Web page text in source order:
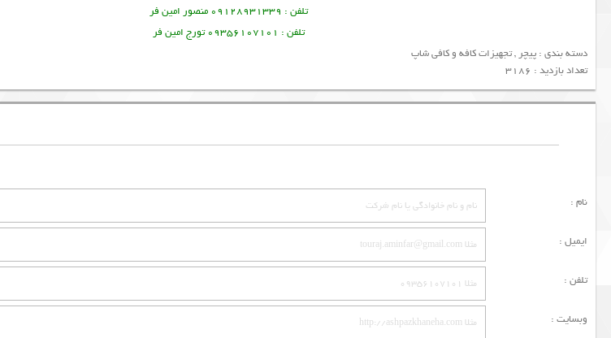
تلفن : 09128931339 منصور امین فر
تلفن : 09356107101 تورج امین فر
دسته بندی : پیچر,تجهیزات کافه و کافی شاپ
تعداد بازدید : 3186
نام :
ایمیل :
تلفن :
وبسایت :